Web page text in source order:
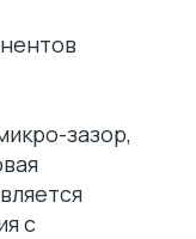
зазор,
с